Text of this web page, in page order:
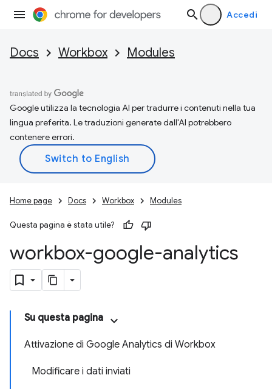
Accedi
Docs Workbox Modules
Google utilizza la tecnologia AI per tradurre i contenuti nella tua
lingua preferita. Le traduzioni generate dall'AI potrebbero
contenere errori.
Home page Docs Workbox Modules
Questa pagina è stata utile?
workbox-google-analytics
Su questa pagina
Attivazione di Google Analytics di Workbox
Modificare i dati inviati